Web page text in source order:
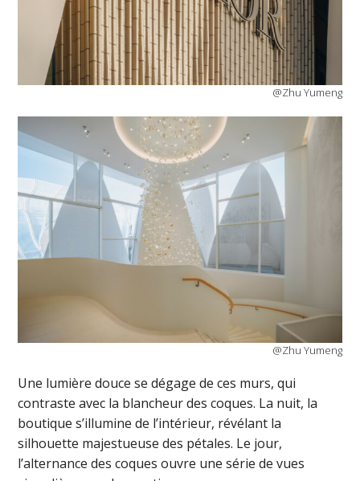
@Zhu Yumeng
@Zhu Yumeng
Une lumière douce se dégage de ces murs, qui
contraste avec la blancheur des coques. La nuit, la
boutique s’illumine de l’intérieur, révélant la
silhouette majestueuse des pétales. Le jour,
l’alternance des coques ouvre une série de vues